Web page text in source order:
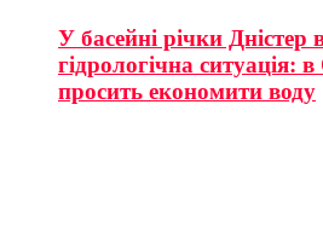
У басейні річки Дністер
гідрологічна ситуація:
просить економити воду